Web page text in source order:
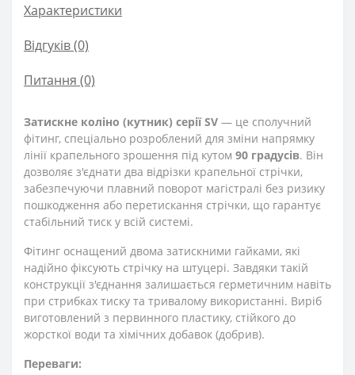
Характеристики
Відгуків (0)
Питання (0)
Затискне коліно (кутник) серії SV — це сполучний
фітинг, спеціально розроблений для зміни напрямку
лінії крапельного зрошення під кутом 90 градусів. Він
дозволяє з'єднати два відрізки крапельної стрічки,
забезпечуючи плавний поворот магістралі без ризику
пошкодження або перетискання стрічки, що гарантує
стабільний тиск у всій системі.
Фітинг оснащений двома затискними гайками, які
надійно фіксують стрічку на штуцері. Завдяки такій
конструкції з'єднання залишається герметичним навіть
при стрибках тиску та тривалому використанні. Виріб
виготовлений з первинного пластику, стійкого до
жорсткої води та хімічних добавок (добрив).
Переваги: